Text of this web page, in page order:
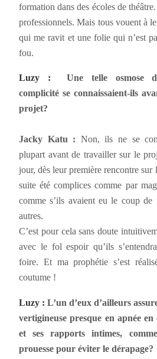
formation dans des écoles de
professionnels. Mais tous vouent à
qui me ravit et une folie qui n’est
fou.
Luzy :Une telle osmose
complicité se connaissaient-ils
projet?
Jacky Katu : Non, ils ne se
plupart avant de travailler sur le
jour, dès leur première rencontre
suite été complices comme par
comme s’ils avaient eu le coup
autres.
C’est pour cela sans doute
avec le fol espoir qu’ils
foire. Et ma prophétie s’est
coutume !
Luzy : L’un d’eux d’ailleurs
vertigineuse presque en apnée en
et ses rapports intimes,
prouesse pour éviter le dérapage?